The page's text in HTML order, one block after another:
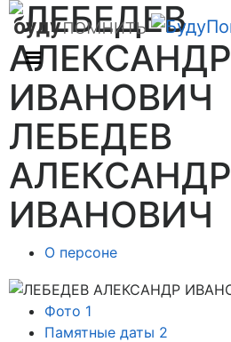
ЛЕБЕДЕВ
АЛЕКСАНДР
ИВАНОВИЧ
О персоне
Фото 1
Памятные даты 2